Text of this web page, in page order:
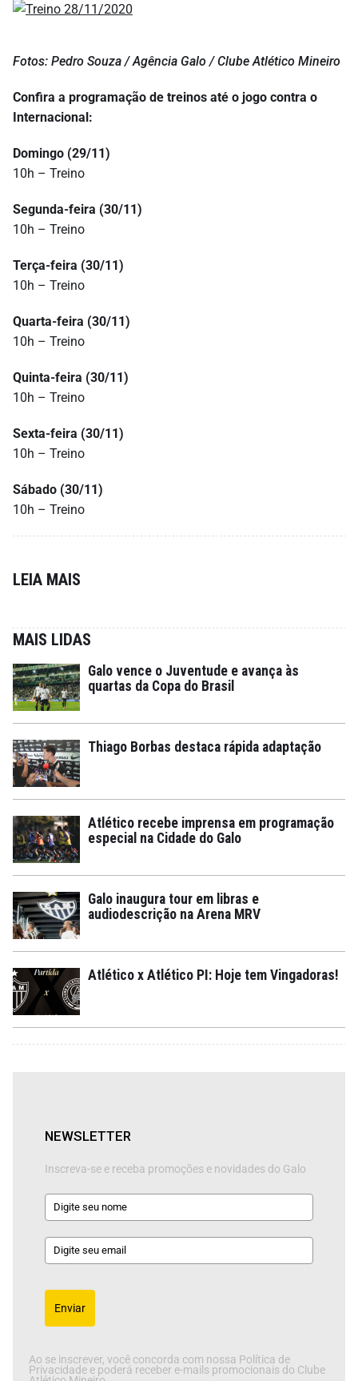
Fotos: Pedro Souza / Agência Galo / Clube Atlético Mineiro
Confira a programação de treinos até o jogo contra o
Internacional:
Domingo (29/11)
10h – Treino
Segunda-feira (30/11)
10h – Treino
Terça-feira (30/11)
10h – Treino
Quarta-feira (30/11)
10h – Treino
Quinta-feira (30/11)
10h – Treino
Sexta-feira (30/11)
10h – Treino
Sábado (30/11)
10h – Treino
LEIA MAIS
MAIS LIDAS
Galo vence o Juventude e avança às
quartas da Copa do Brasil
Thiago Borbas destaca rápida adaptação
Atlético recebe imprensa em programação
especial na Cidade do Galo
Galo inaugura tour em libras e
audiodescrição na Arena MRV
Atlético x Atlético PI: Hoje tem Vingadoras!
NEWSLETTER
Inscreva-se e receba promoções e novidades do Galo
Enviar
Ao se inscrever, você concorda com nossa Política de
Privacidade e poderá receber e-mails promocionais do Clube